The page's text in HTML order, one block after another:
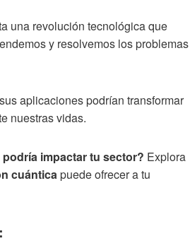
una revolución tecnológica que
y resolvemos los problemas
aplicaciones podrían transformar
nuestras vidas.
impactar tu sector? Explora
cuánticapuede ofrecer a tu